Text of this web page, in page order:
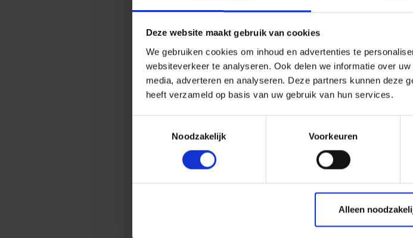
Deze website maakt gebruik van cookies
We gebruiken cookies om inhoud en advertenties te
websiteverkeer te analyseren. Ook delen we informatie over
media, adverteren en analyseren. Deze partners kunnen deze
heeft verzameld op basis van uw gebruik van hun services.
Noodzakelijk
Voorkeuren
Alleen